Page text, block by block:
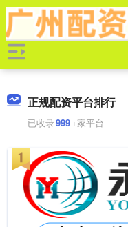
正规配资平台排行
已收录999+家平台